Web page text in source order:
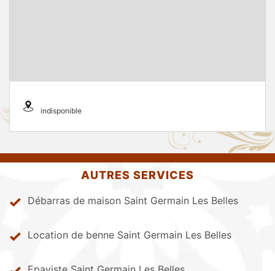
indisponible
AUTRES SERVICES
Débarras de maison Saint Germain Les Belles
Location de benne Saint Germain Les Belles